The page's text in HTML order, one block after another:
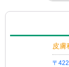
皮膚
〒